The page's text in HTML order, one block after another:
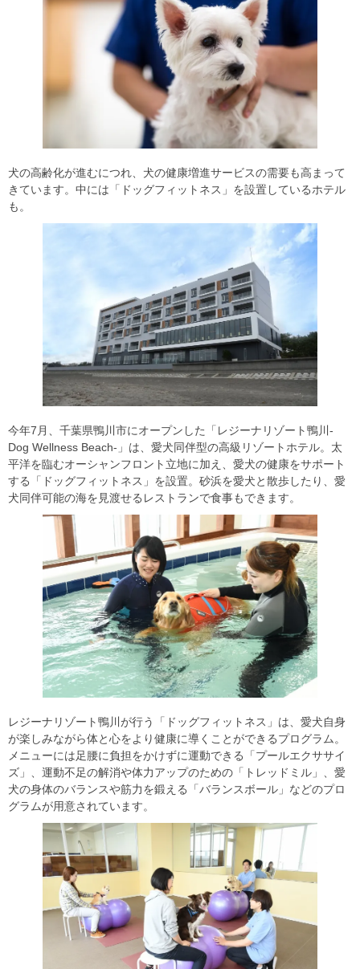
犬の高齢化が進むにつれ、犬の健康増進サービスの需要も高まって
きています。中には「ドッグフィットネス」を設置しているホテル
も。
今年7月、千葉県鴨川市にオープンした「レジーナリゾート鴨川-
Dog Wellness Beach-」は、愛犬同伴型の高級リゾートホテル。太
平洋を臨むオーシャンフロント立地に加え、愛犬の健康をサポート
する「ドッグフィットネス」を設置。砂浜を愛犬と散歩したり、愛
犬同伴可能の海を見渡せるレストランで食事もできます。
レジーナリゾート鴨川が行う「ドッグフィットネス」は、愛犬自身
が楽しみながら体と心をより健康に導くことができるプログラム。
メニューには足腰に負担をかけずに運動できる「プールエクササイ
ズ」、運動不足の解消や体力アップのための「トレッドミル」、愛
犬の身体のバランスや筋力を鍛える「バランスボール」などのプロ
グラムが用意されています。